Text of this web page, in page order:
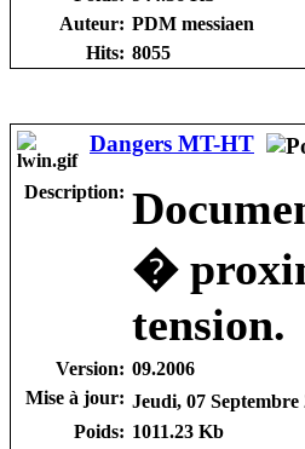
Auteur: PDM messiaen
Hits: 8055
Dangers MT-HT
Description:
�
tension.
Version: 09.2006
Mise à jour: Jeudi, 07
Poids: 1011.23 Kb